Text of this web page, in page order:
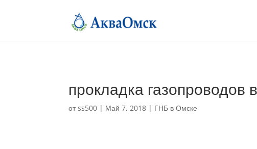
прокладка газопроводов
отss500 | Май 7, 2018 | ГНБ в Омске